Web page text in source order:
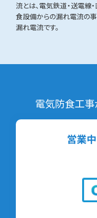
流とは、電気鉄道・送電線
食設備からの漏れ電流の
漏れ電流です。
電気防食工
営業中